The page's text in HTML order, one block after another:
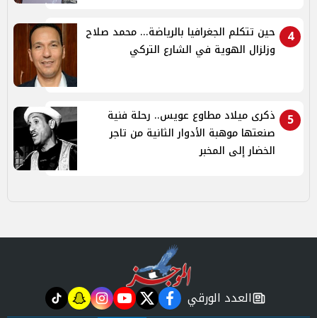
4
حين تتكلم الجغرافيا بالرياضة... محمد صلاح
وزلزال الهوية في الشارع التركي
5
ذكرى ميلاد مطاوع عويس.. رحلة فنية
صنعتها موهبة الأدوار الثانية من تاجر
الخضار إلى المخبر
newspaper
العدد الورقي facebook
twitter
youtube
instagram
snapchat
tiktok